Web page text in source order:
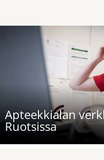
Apteekkialan
Ruotsissa